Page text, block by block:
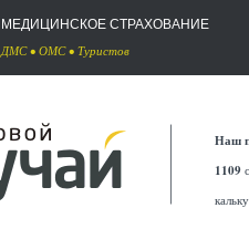
МЕДИЦИНСКОЕ СТРАХОВАНИЕ
ДМС• ОМС• Туристов
Наш
1109